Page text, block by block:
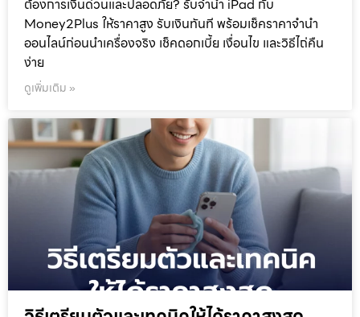
ต้องการเงินด่วนและปลอดภัย? รับจำนำ iPad กับ
Money2Plus ให้ราคาสูง รับเงินทันที พร้อมเช็คราคาจำนำ
ออนไลน์ก่อนนำเครื่องจริง เช็คดอกเบี้ย เงื่อนไข และวิธีไถ่คืน
ง่าย
ดูเพิ่มเติม »